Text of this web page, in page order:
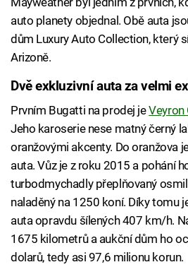
auto planety objednal. Obě auta
dům Luxury Auto Collection, který
Arizoně.
Dvě exkluzivní auta za velmi
Prvním Bugatti na prodej jeVeyron
Jeho karoserie nese matný černý
oranžovými akcenty. Do oranžova
auta. Vůz je z roku 2015 a pohání
turbodmychadly přeplňovaný
naladěný na 1250 koní. Díky tomu
auta opravdu šílených 407 km/h.
1675 kilometrů a aukční dům ho
dolarů, tedy asi 97,6 milionu korun.